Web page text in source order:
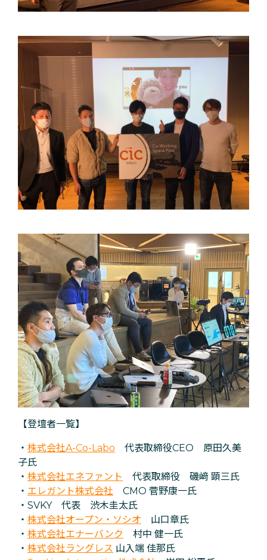
【登壇者一覧】
・ 株式会社A-Co-Labo 代表取締役CEO 原田久美
子氏
・ 株式会社エネファント
代表取締役 磯﨑 顕三氏
・ エレガント株式会社 CMO 菅野康一氏
・SVKY 代表 渋木圭太氏
・ 株式会社オープン・ソシオ 山口章氏
・ 株式会社エナーバンク
村中 健一氏
・ 株式会社ラングレス 山入端 佳那氏